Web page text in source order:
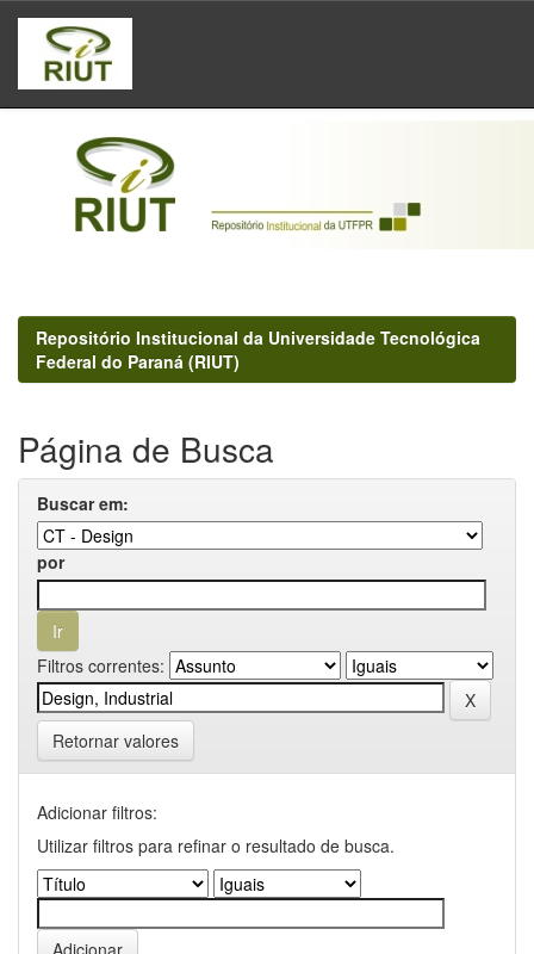
Skip
navigation
Repositório Institucional da Universidade Tecnológica
Federal do Paraná (RIUT)
Página de Busca
Buscar em:
por
Filtros correntes:
Retornar valores
Adicionar filtros:
Utilizar filtros para refinar o resultado de busca.